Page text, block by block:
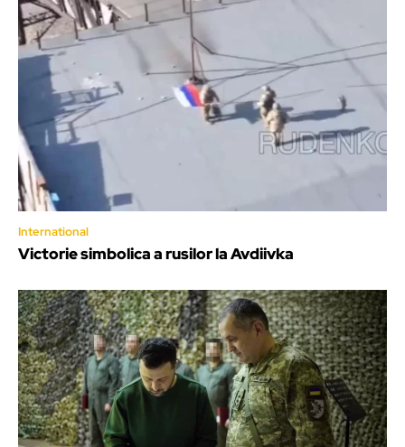
International
Victorie simbolica a rusilor la Avdiivka